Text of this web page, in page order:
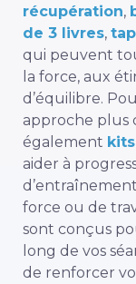
récupération,
de 3 livres,
qui peuvent
la force, aux
d’équilibre.
approche plus
également kits
aider à
force ou de
sont conçus
long de vos
de renforcer